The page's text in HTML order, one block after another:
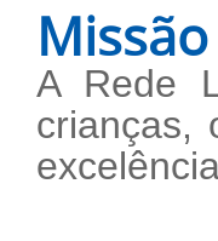
Missão
A Rede
crianças,